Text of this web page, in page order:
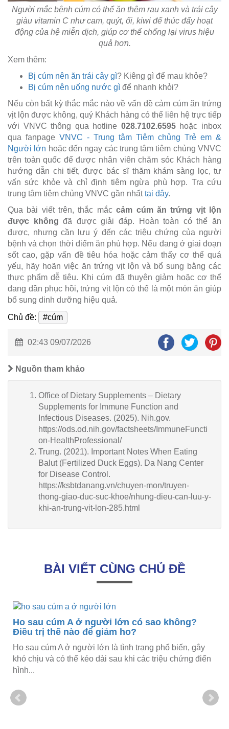
Người mắc bệnh cúm có thể ăn thêm rau xanh và trái cây
giàu vitamin C như cam, quýt, ổi, kiwi để thúc đẩy hoạt
động của hệ miễn dịch, giúp cơ thể chống lại virus hiệu
quả hơn.
Xem thêm:
Bị cúm nên ăn trái cây gì? Kiêng gì để mau khỏe?
Bị cúm nên uống nước gì để nhanh khỏi?
Nếu còn bất kỳ thắc mắc nào về vấn đề cảm cúm ăn trứng
vịt lộn được không, quý Khách hàng có thể liên hệ trực tiếp
với VNVC thông qua hotline 028.7102.6595hoặc inbox
qua fanpage VNVC - Trung tâm Tiêm chủng Trẻ em &
Người lớn hoặc đến ngay các trung tâm tiêm chủng VNVC
trên toàn quốc để được nhân viên chăm sóc Khách hàng
hướng dẫn chi tiết, được bác sĩ thăm khám sàng lọc, tư
vấn sức khỏe và chỉ định tiêm ngừa phù hợp. Tra cứu
trung tâm tiêm chủng VNVC gần nhấttại đây.
Qua bài viết trên, thắc mắccảm cúm ăn trứng vịt lộn
được không đã được giải đáp. Hoàn toàn có thể ăn
được, nhưng cần lưu ý đến các triệu chứng của người
bệnh và chọn thời điểm ăn phù hợp. Nếu đang ở giai đoạn
sốt cao, gặp vấn đề tiêu hóa hoặc cảm thấy cơ thể quá
yếu, hãy hoãn việc ăn trứng vịt lộn và bổ sung bằng các
thực phẩm dễ tiêu. Khi cúm đã thuyên giảm hoặc cơ thể
đang dần phục hồi, trứng vịt lộn có thể là một món ăn giúp
bổ sung dinh dưỡng hiệu quả.
Chủ đề:
#cúm
02:43 09/07/2026
Nguồn tham khảo
Office of Dietary Supplements – Dietary
Supplements for Immune Function and
Infectious Diseases. (2025). Nih.gov.
https://ods.od.nih.gov/factsheets/ImmuneFuncti
on-HealthProfessional/
Trung. (2021). Important Notes When Eating
Balut (Fertilized Duck Eggs). Da Nang Center
for Disease Control.
https://ksbtdanang.vn/chuyen-mon/truyen-
thong-giao-duc-suc-khoe/nhung-dieu-can-luu-y-
khi-an-trung-vit-lon-285.html
BÀI VIẾT CÙNG CHỦ ĐỀ
Ho sau cúm A ở người lớn có sao không?
Điều trị thế nào để giảm ho?
Ho sau cúm A ở người lớn là tình trạng phổ biến, gây
khó chịu và có thể kéo dài sau khi các triệu chứng điển
hình...